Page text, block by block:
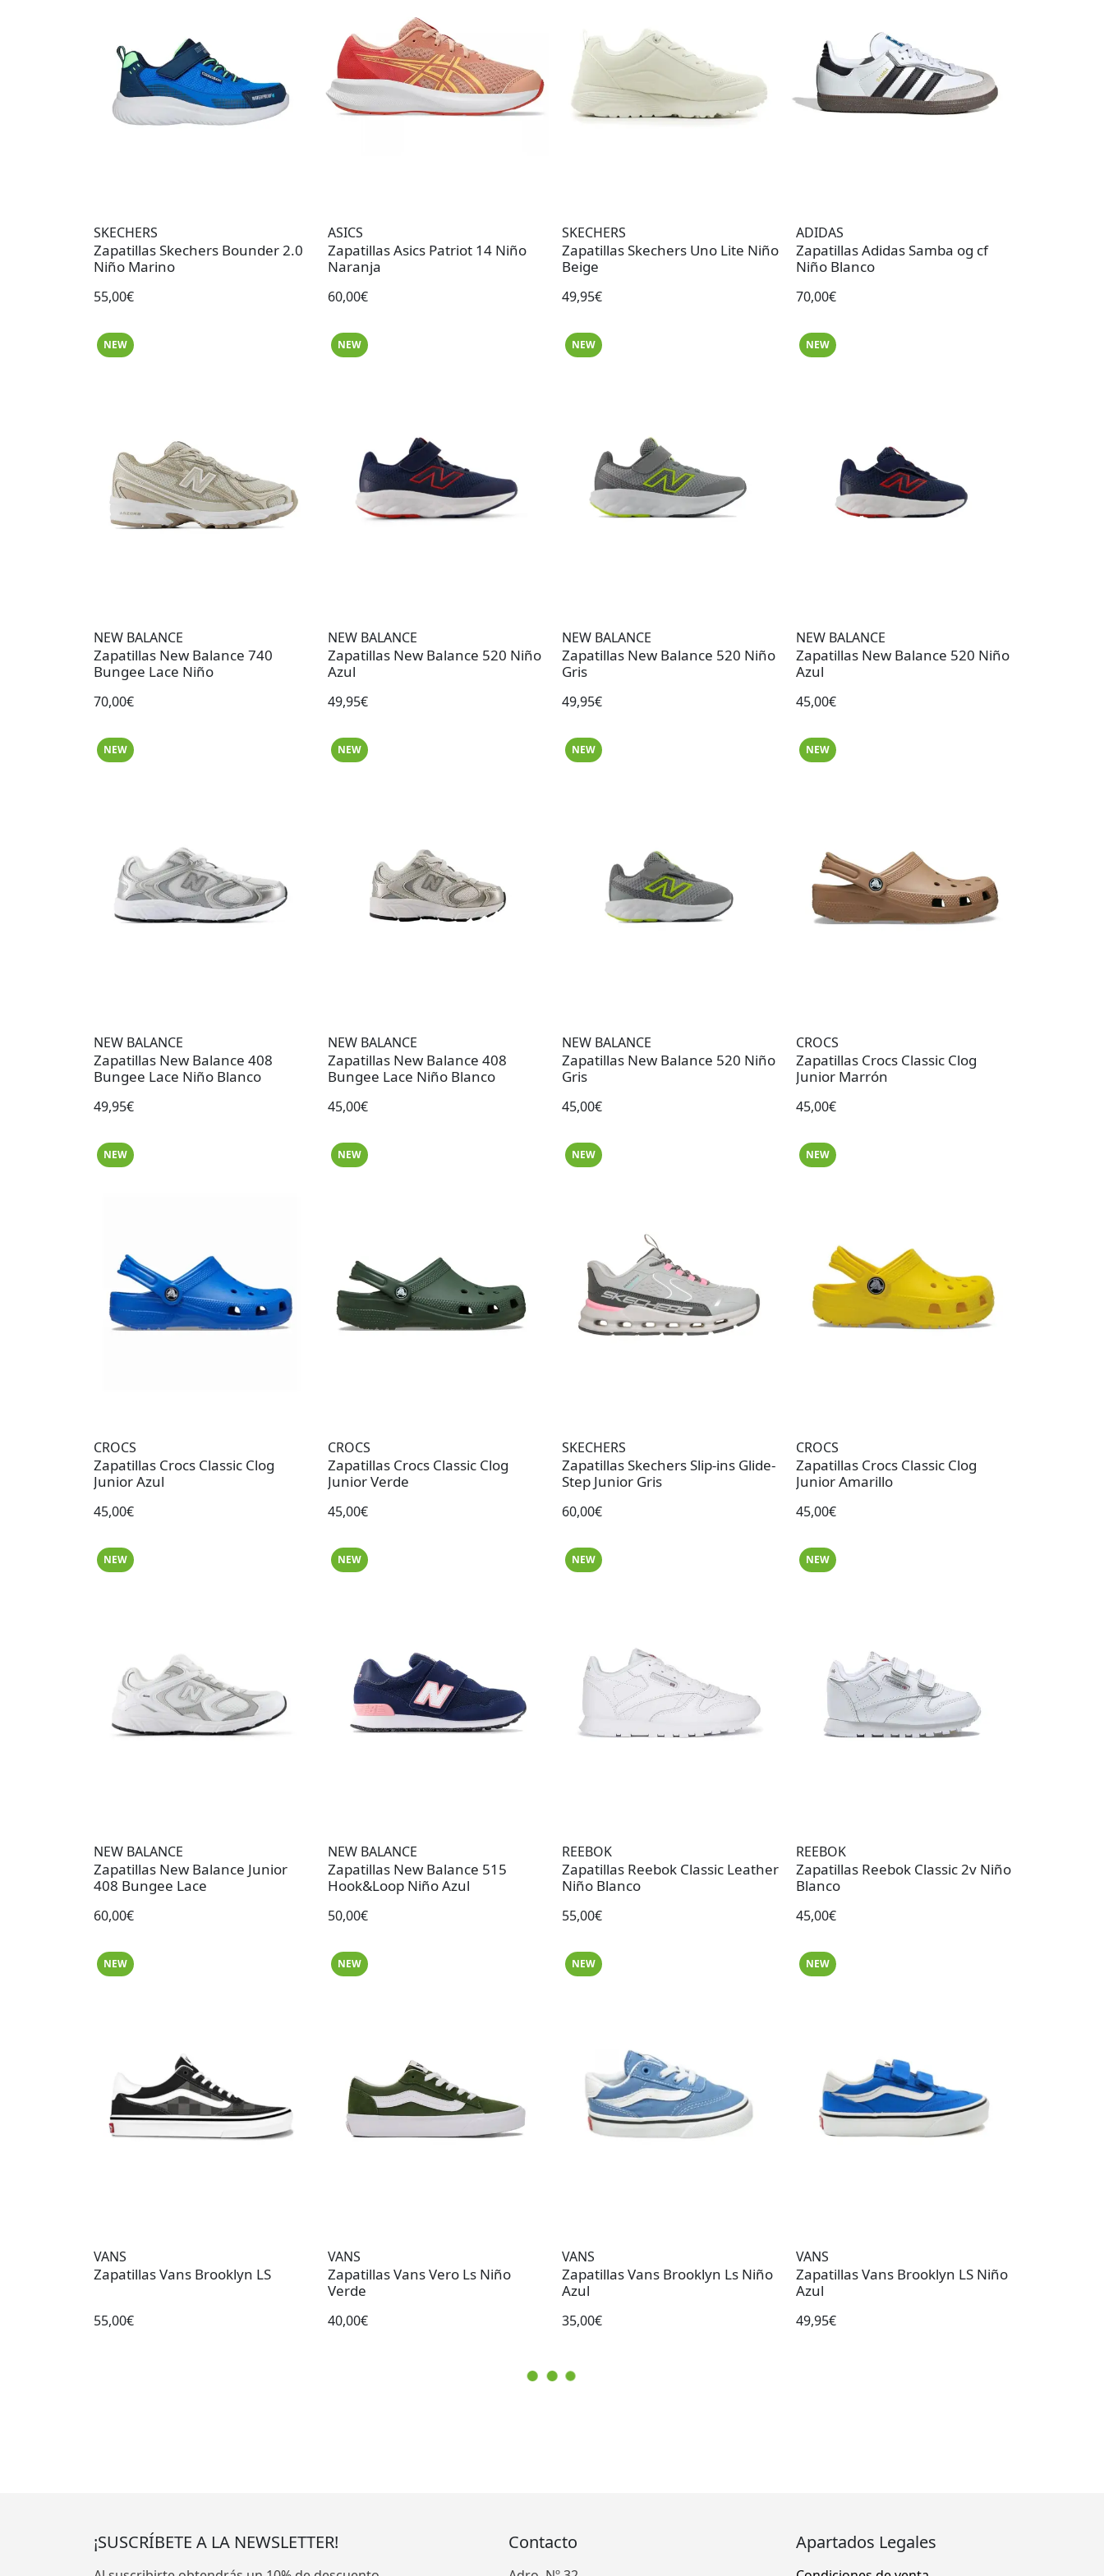
SKECHERS
Zapatillas Skechers Bounder 2.0
Niño Marino
55,00€
ASICS
Zapatillas Asics Patriot 14 Niño
Naranja
60,00€
SKECHERS
Zapatillas Skechers Uno Lite Niño
Beige
49,95€
ADIDAS
Zapatillas Adidas Samba og cf
Niño Blanco
70,00€
NEW
NEW BALANCE
Zapatillas New Balance 740
Bungee Lace Niño
70,00€
NEW
NEW BALANCE
Zapatillas New Balance 520 Niño
Azul
49,95€
NEW
NEW BALANCE
Zapatillas New Balance 520 Niño
Gris
49,95€
NEW
NEW BALANCE
Zapatillas New Balance 520 Niño
Azul
45,00€
NEW
NEW BALANCE
Zapatillas New Balance 408
Bungee Lace Niño Blanco
49,95€
NEW
NEW BALANCE
Zapatillas New Balance 408
Bungee Lace Niño Blanco
45,00€
NEW
NEW BALANCE
Zapatillas New Balance 520 Niño
Gris
45,00€
NEW
CROCS
Zapatillas Crocs Classic Clog
Junior Marrón
45,00€
NEW
CROCS
Zapatillas Crocs Classic Clog
Junior Azul
45,00€
NEW
CROCS
Zapatillas Crocs Classic Clog
Junior Verde
45,00€
NEW
SKECHERS
Zapatillas Skechers Slip-ins Glide-
Step Junior Gris
60,00€
NEW
CROCS
Zapatillas Crocs Classic Clog
Junior Amarillo
45,00€
NEW
NEW BALANCE
Zapatillas New Balance Junior
408 Bungee Lace
60,00€
NEW
NEW BALANCE
Zapatillas New Balance 515
Hook&Loop Niño Azul
50,00€
NEW
REEBOK
Zapatillas Reebok Classic Leather
Niño Blanco
55,00€
NEW
REEBOK
Zapatillas Reebok Classic 2v Niño
Blanco
45,00€
NEW
VANS
Zapatillas Vans Brooklyn LS
55,00€
NEW
VANS
Zapatillas Vans Vero Ls Niño
Verde
40,00€
NEW
VANS
Zapatillas Vans Brooklyn Ls Niño
Azul
35,00€
NEW
VANS
Zapatillas Vans Brooklyn LS Niño
Azul
49,95€
¡SUSCRÍBETE A LA NEWSLETTER! Contacto Apartados Legales